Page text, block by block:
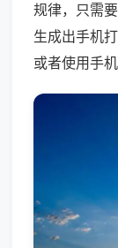
规律，只需
生成出手机
或者使用手